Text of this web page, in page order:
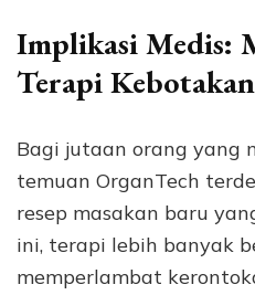
Implikasi Medis:
Terapi Kebotakan
Bagi jutaan orang yang
temuan OrganTech
resep masakan baru
ini, terapi lebih banyak
memperlambat